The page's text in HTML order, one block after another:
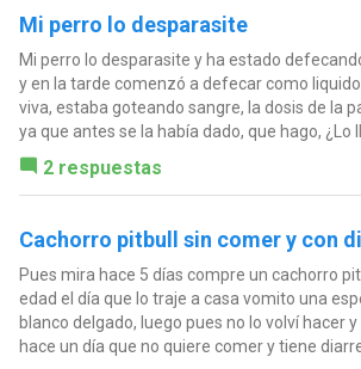
Mi perro lo desparasite
Mi perro lo desparasite y ha estado
y en la tarde comenzó a defecar como
viva, estaba goteando sangre, la dosis de la
ya que antes se la había dado, que hago, ¿Lo
2 respuestas
Cachorro pitbull sin comer y con
Pues mira hace 5 días compre un cachorro
edad el día que lo traje a casa vomito una
blanco delgado, luego pues no lo volví hacer
hace un día que no quiere comer y tiene